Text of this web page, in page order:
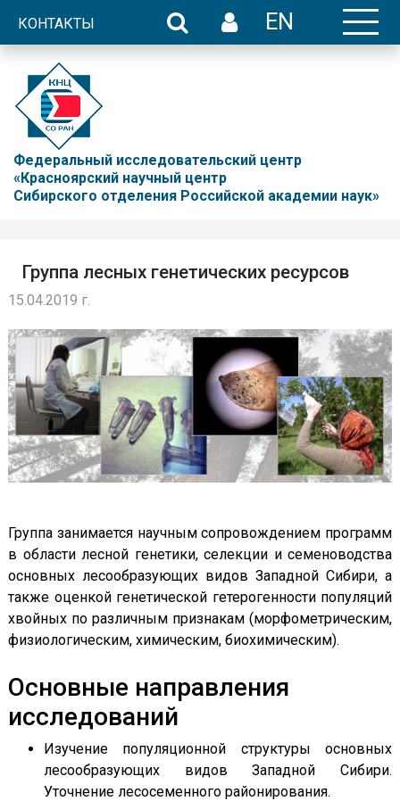
КОНТАКТЫ EN
Федеральный исследовательский центр
«Красноярский научный центр
Сибирского отделения Российской академии наук»
Группа лесных генетических ресурсов
15.04.2019 г.
Группа занимается научным сопровождением программ
в области лесной генетики, селекции и семеноводства
основных лесообразующих видов Западной Сибири, а
также оценкой генетической гетерогенности популяций
хвойных по различным признакам (морфометрическим,
физиологическим, химическим, биохимическим).
Основные направления
исследований
Изучение популяционной структуры основных
лесообразующих видов Западной Сибири.
Уточнение лесосеменного районирования.